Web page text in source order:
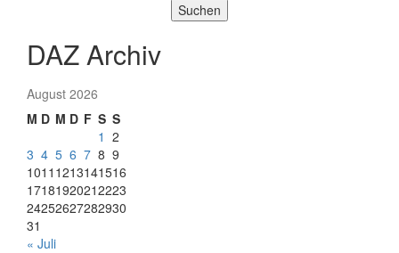
Suchen
DAZ Archiv
August 2026
M D M D F S S
1 2
3 4 5 6 7 8 9
1011 1213141516
17181920212223
24252627282930
31
« Juli